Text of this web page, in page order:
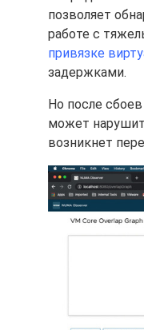
позволяет
работе с
привязке
задержками.
Но после
может
возникнет